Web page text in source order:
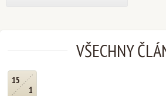
VŠECHNY
15
1